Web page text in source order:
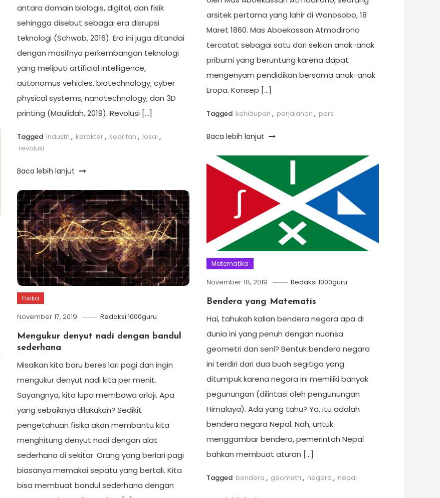
arsitek pertama yang lahir di Wonosobo, 18
Maret 1860. Mas Aboekassan Atmodirono
tercatat sebagai satu dari sekian anak-anak
pribumi yang beruntung karena dapat
mengenyam pendidikan bersama anak-anak
Eropa. Konsep […]
Tagged kehidupan , perjalanan , pers
Baca lebih lanjut
antara domain biologis, digital, dan fisik
sehingga disebut sebagai era disrupsi
teknologi (Schwab, 2016). Era ini juga ditandai
dengan masifnya perkembangan teknologi
yang meliputi artificial intelligence,
autonomus vehicles, biotechnology, cyber
physical systems, nanotechnology, dan 3D
printing (Maulidah, 2019). Revolusi […]
Tagged industri , karakter, kearifan , lokal ,
revolusi
Baca lebih lanjut
Matematika
November 18, 2019 Redaksi 1000guru
Bendera yang Matematis
Hai, tahukah kalian bendera negara apa di
dunia ini yang penuh dengan nuansa
geometri dan seni? Bentuk bendera negara
ini terdiri dari dua buah segitiga yang
ditumpuk karena negara ini memiliki banyak
pegunungan (dilintasi oleh pengunungan
Himalaya). Ada yang tahu? Ya, itu adalah
bendera negara Nepal. Nah, untuk
menggambar bendera, pemerintah Nepal
bahkan membuat aturan […]
Tagged bendera , geometri , negara , nepal
Fisika
November 17, 2019 Redaksi 1000guru
Mengukur denyut nadi dengan bandul
sederhana
Misalkan kita baru beres lari pagi dan ingin
mengukur denyut nadi kita per menit.
Sayangnya, kita lupa membawa arloji. Apa
yang sebaiknya dilakukan? Sedikit
pengetahuan fisika akan membantu kita
menghitung denyut nadi dengan alat
sederhana di sekitar. Orang yang berlari pagi
biasanya memakai sepatu yang bertali. Kita
bisa membuat bandul sederhana dengan